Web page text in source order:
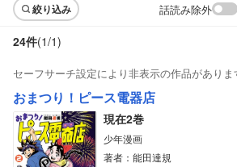
絞り込み 話読み除外
24件(1/1)
セーフサーチ設定により非表示の作品がありま
おまつり！ピース電器店
現在2巻
少年漫画
著者：能田達規